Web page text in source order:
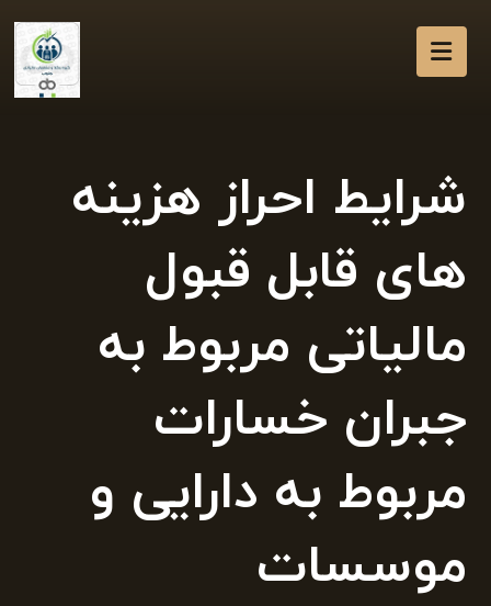
شرایط احراز هزینه
های قابل قبول
مالیاتی مربوط به
جبران خسارات
مربوط به دارایی و
موسسات